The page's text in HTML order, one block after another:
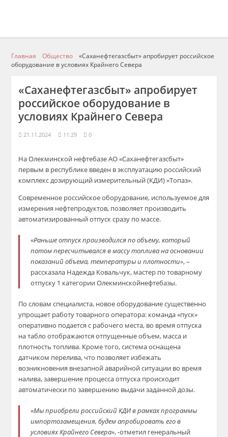
Главная Общество
«Саханефтегазсбыт» апробирует российское
оборудование в условиях Крайнего Севера
«Саханефтегазсбыт» апробирует
российское оборудование в
условиях Крайнего Севера
21.11.2024 11:29 0
НаОлекминской нефтебазе АО «Саханефтегазсбыт»
первым в республике введен в эксплуатацию российский
комплексдозирующий измерительный (КДИ)«Топаз».
Современное российское оборудование, используемое для
измерения нефтепродуктов, позволяет производить
автоматизированный отпуск сразу по массе.
«Раньше отпуск производился пообъему, который
потом пересчитывалсяв массу топлива на основании
показаний объема, температуры и плотности», –
рассказала Надежда Ковальчук, мастер по товарному
отпуску 1 категорииОлекминскойнефтебазы.
По словам специалиста, новое оборудование существенно
упрощает работу товарного оператора: команда «пуск»
оперативно подается с рабочего места, во время отпуска
на табло отображаются отпущенные объем, масса и
плотность топлива. Кроме того, система оснащена
датчиком перелива, что позволяет избежать
возникновения внезапной аварийной ситуации во время
налива,завершение процессаотпуска происходит
автоматически по завершению выдачи заданной дозы.
«Мы приобрели российский КДИ в рамках программы
импортозамещения, будем апробировать его в
условиях Крайнего Севера», -отметил генеральный